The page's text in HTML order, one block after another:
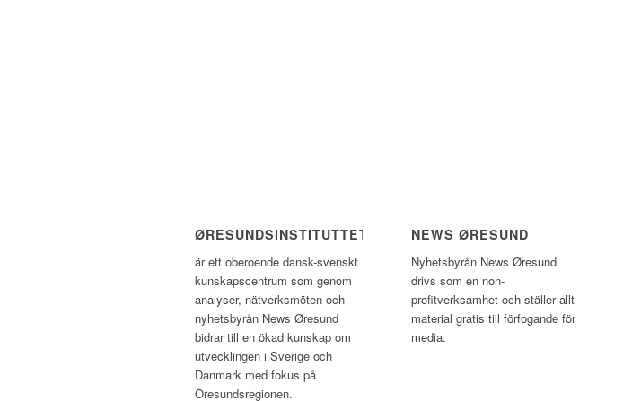
ØRESUNDSINSTITUTTET
är ett oberoende dansk-svenskt
kunskapscentrum som genom
analyser, nätverksmöten och
nyhetsbyrån News Øresund
bidrar till en ökad kunskap om
utvecklingen i Sverige och
Danmark med fokus på
Öresundsregionen.
NEWS ØRESUND
Nyhetsbyrån News Øresund
drivs som en non-
profitverksamhet och ställer allt
material gratis till förfogande för
media.